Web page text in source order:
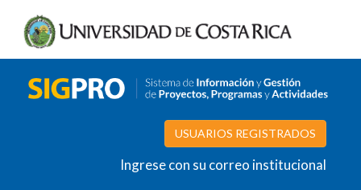
USUARIOS REGISTRADOS
Ingrese con su correo institucional